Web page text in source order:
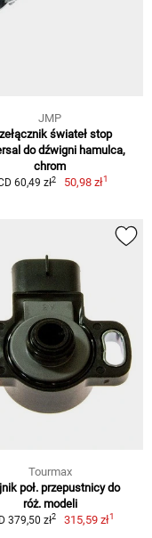
JMP
świateł stop
do dźwigni hamulca,
chrom
60,49 zł2 50,98 zł1
Tourmax
poł. przepustnicy do
róż. modeli
379,50 zł2 315,59 zł1